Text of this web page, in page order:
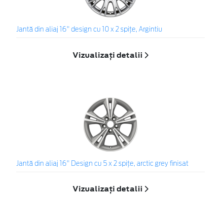
Jantă din aliaj 16" design cu 10 x 2 spiţe, Argintiu
Vizualizați detalii
Jantă din aliaj 16" Design cu 5 x 2 spiţe, arctic grey finisat
Vizualizați detalii